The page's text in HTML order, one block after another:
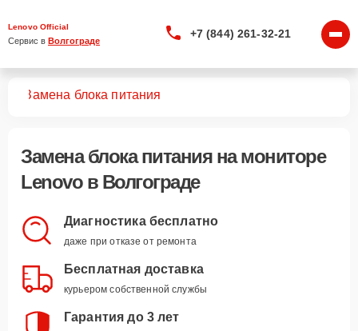
Lenovo Official
Сервис в Волгограде
+7 (844) 261-32-21
Замена блока питания
Замена блока питанияна мониторе
Lenovo в Волгограде
Диагностика бесплатно
даже при отказе от ремонта
Бесплатная доставка
курьером собственной службы
Гарантия до 3 лет